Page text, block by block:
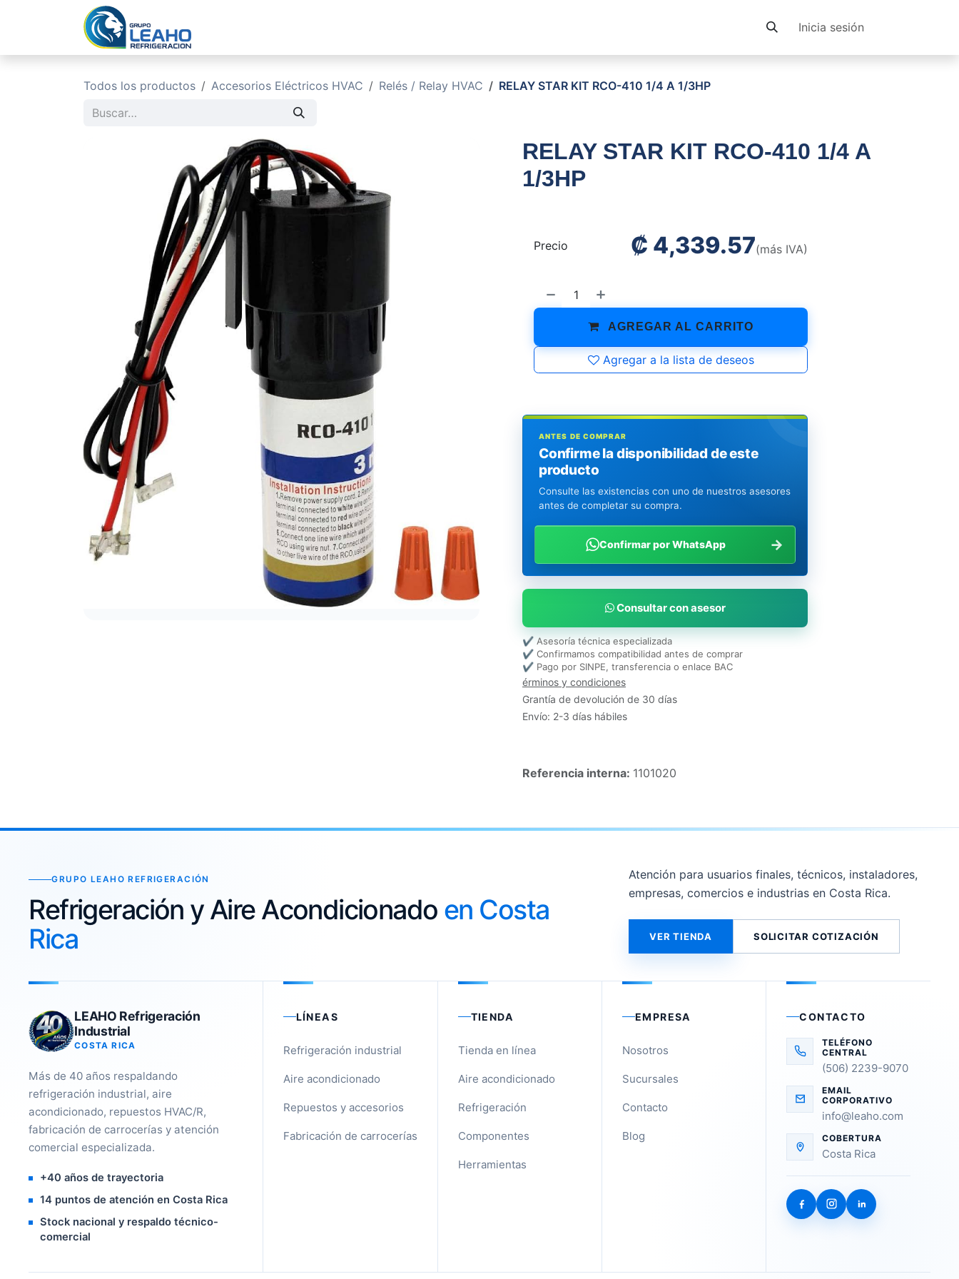
Inicia sesión
Todos los productos Accesorios Eléctricos HVAC Relés / Relay HVAC RELAY STAR KIT RCO-410 1/4 A 1/3HP
RELAY STAR KIT RCO-410 1/4 A
1/3HP
AGREGAR AL CARRITO
Agregar a la lista de deseos
Precio ₡ 4,339.57(más IVA)
ANTES DE COMPRAR
Confirme la disponibilidad de este
producto
Consulte las existencias con uno de nuestros asesores
antes de completar su compra.
Confirmar por WhatsApp →
Consultar con asesor
✔ Asesoría técnica especializada
✔ Confirmamos compatibilidad antes de comprar
✔ Pago por SINPE, transferencia o enlace BAC
érminos y condiciones
Grantía de devolución de 30 días
Envío: 2-3 días hábiles
Referencia interna: 1101020
GRUPO LEAHO REFRIGERACIÓN
Refrigeración y Aire Acondicionado en Costa
Rica
Atención para usuarios finales, técnicos, instaladores,
empresas, comercios e industrias en Costa Rica.
VER TIENDA SOLICITAR COTIZACIÓN
LEAHO Refrigeración
Industrial
COSTA RICA
Más de 40 años respaldando
refrigeración industrial, aire
acondicionado, repuestos HVAC/R,
fabricación de carrocerías y atención
comercial especializada.
+40 años de trayectoria
14 puntos de atención en Costa Rica
Stock nacional y respaldo técnico-
comercial
LÍNEAS
Refrigeración industrial
Aire acondicionado
Repuestos y accesorios
Fabricación de carrocerías
TIENDA
Tienda en línea
Aire acondicionado
Refrigeración
Componentes
Herramientas
EMPRESA
Nosotros
Sucursales
Contacto
Blog
CONTACTO
TELÉFONO
CENTRAL
(506) 2239-9070
EMAIL
CORPORATIVO
info@leaho.com
COBERTURA
Costa Rica